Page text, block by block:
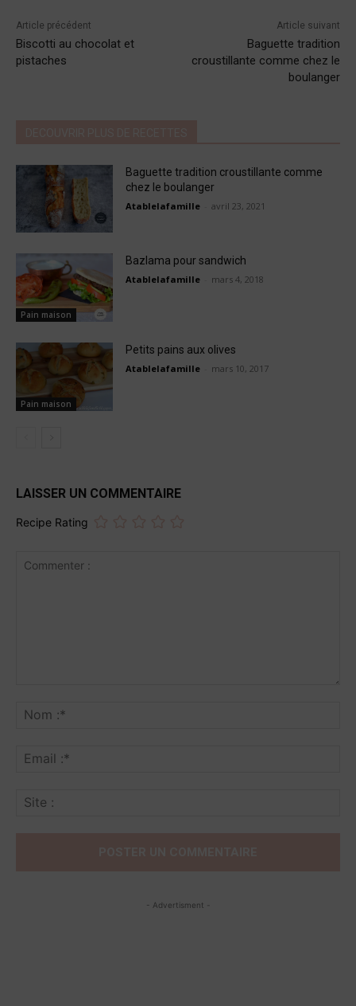
Article précédent
Biscotti au chocolat et
pistaches
Article suivant
Baguette tradition
croustillante comme chez le
boulanger
Baguette tradition croustillante comme
chez le boulanger
Atablelafamille avril 23, 2021
Pain maison
Bazlama pour sandwich
Atablelafamille mars 4, 2018
Pain maison
Petits pains aux olives
Atablelafamille mars 10, 2017
LAISSER UN COMMENTAIRE
Recipe Rating
- Advertisment -